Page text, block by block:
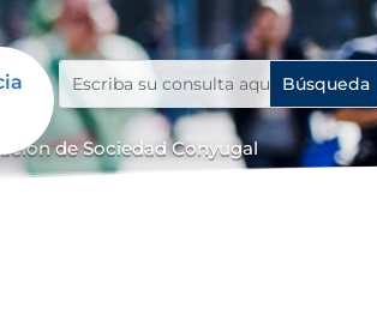
de Sociedad Conyugal